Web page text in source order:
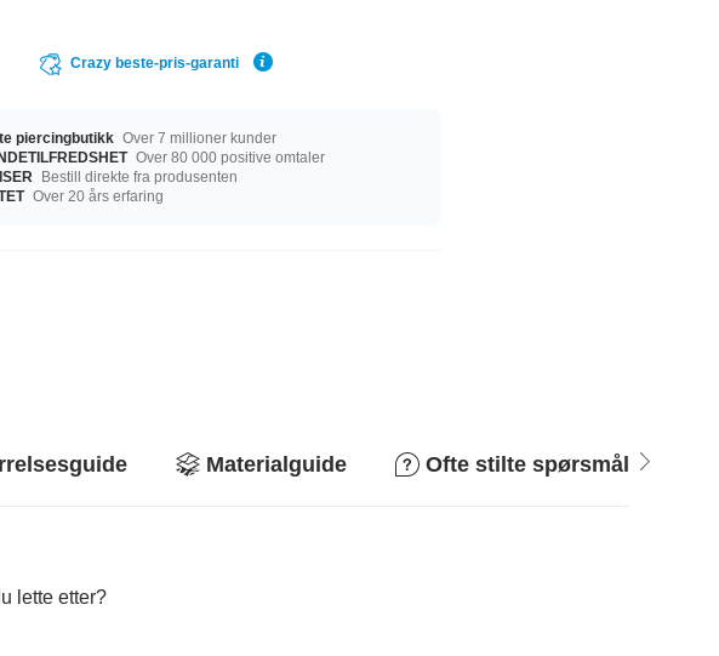
Crazy beste-pris-garanti
piercingbutikk Over 7 millioner kunder
Over 80 000 positive omtaler
Bestill direkte fra produsenten
Over 20 års erfaring
Materialguide Ofte stilte spørsmål
lette etter?